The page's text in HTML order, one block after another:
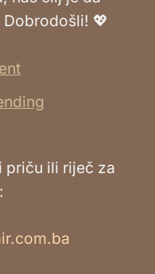
💖
priču ili riječ za